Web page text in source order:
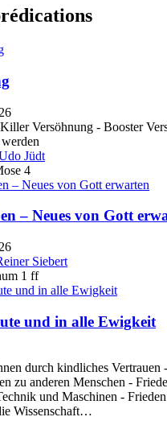
Versöhnung - Booster
Jüdt
4
– Neues von Gott
Siebert
1 ff
und in alle Ewigkeit
durch kindliches Vertrauen
zu anderen Menschen -
und Maschinen -
Wissenschaft…